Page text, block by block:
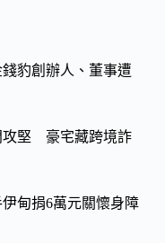
豹創辦人、董事遭
攻堅 豪宅藏跨境詐
甸捐6萬元關懷身障